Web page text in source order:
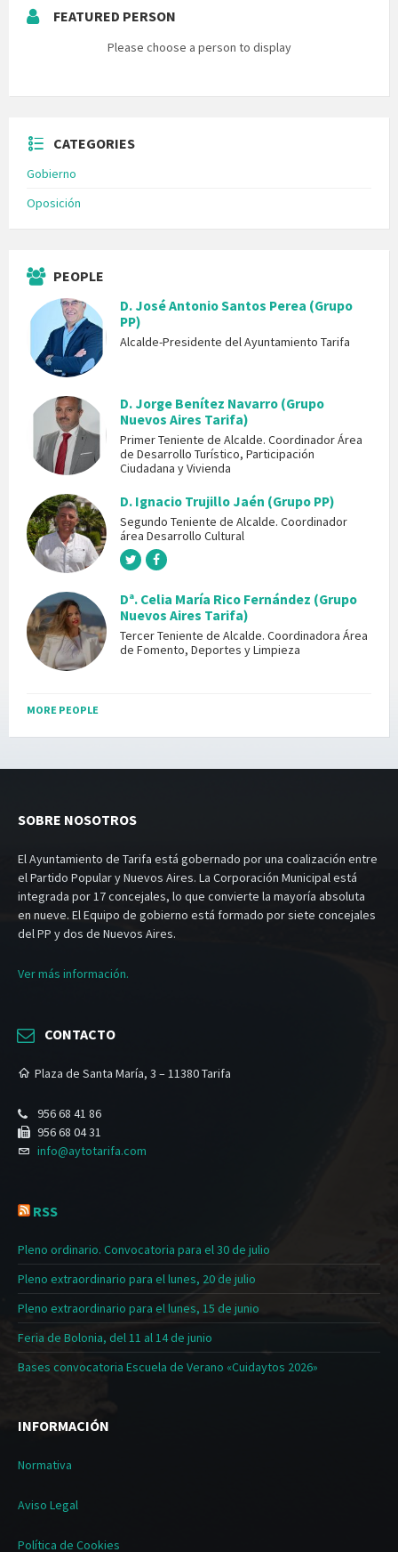
FEATURED PERSON
Please choose a person to display
CATEGORIES
Gobierno
Oposición
PEOPLE
D. José Antonio Santos Perea (Grupo
PP)
Alcalde-Presidente del Ayuntamiento Tarifa
D. Jorge Benítez Navarro (Grupo
Nuevos Aires Tarifa)
Primer Teniente de Alcalde. Coordinador Área
de Desarrollo Turístico, Participación
Ciudadana y Vivienda
D. Ignacio Trujillo Jaén (Grupo PP)
Segundo Teniente de Alcalde. Coordinador
área Desarrollo Cultural
Dª. Celia María Rico Fernández (Grupo
Nuevos Aires Tarifa)
Tercer Teniente de Alcalde. Coordinadora Área
de Fomento, Deportes y Limpieza
MORE PEOPLE
SOBRE NOSOTROS
El Ayuntamiento de Tarifa está gobernado por una coalización entre
el Partido Popular y Nuevos Aires. La Corporación Municipal está
integrada por 17 concejales, lo que convierte la mayoría absoluta
en nueve. El Equipo de gobierno está formado por siete concejales
del PP y dos de Nuevos Aires.
Ver más información.
CONTACTO
Plaza de Santa María, 3 – 11380 Tarifa
956 68 41 86
956 68 04 31
info@aytotarifa.com
RSS
Pleno ordinario. Convocatoria para el 30 de julio
Pleno extraordinario para el lunes, 20 de julio
Pleno extraordinario para el lunes, 15 de junio
Feria de Bolonia, del 11 al 14 de junio
Bases convocatoria Escuela de Verano «Cuidaytos 2026»
INFORMACIÓN
Normativa
Aviso Legal
Política de Cookies